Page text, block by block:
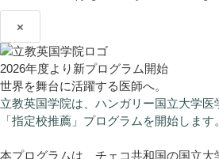
×
2026年度より新プログラム開始
世界を舞台に活躍する医師へ。
立教英国学院は、ハンガリー国立大学医
「指定校推薦」プログラムを開始します。
本プログラムは、チェコ共和国の国立大